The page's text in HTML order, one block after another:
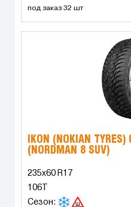
под заказ 32 шт
IKON (NOKIAN
(NORDMAN 8 SUV)
235x60 R17
106T
Сезон: